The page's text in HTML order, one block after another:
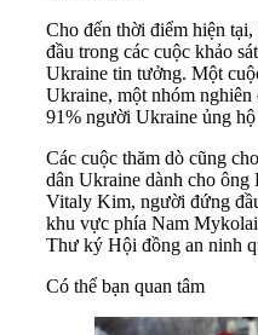
Cho đến thời điểm hiện
đầu trong các cuộc khảo
Ukraine tin tưởng. Một
Ukraine, một nhóm
91% người Ukraine ủng
Các cuộc thăm dò cũng
dân Ukraine dành cho
Vitaly Kim, người đứng
khu vực phía Nam
Thư ký Hội đồng an ninh
Có thể bạn quan tâm